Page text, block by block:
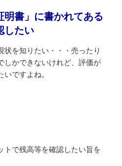
明書」に書かれてある
したい
状を知りたい・・・売ったり
しかできないけれど、評価が
ですよね。
トで残高等を確認したい旨を